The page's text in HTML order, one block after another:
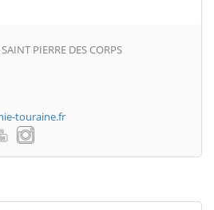
PIERRE DES CORPS
touraine.fr